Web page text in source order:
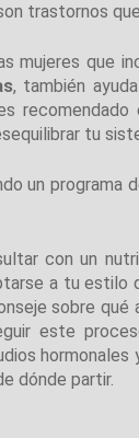
trastornos
mujeres que
, también
tu
un
con un
a tu estilo
sobre
este
dónde partir.